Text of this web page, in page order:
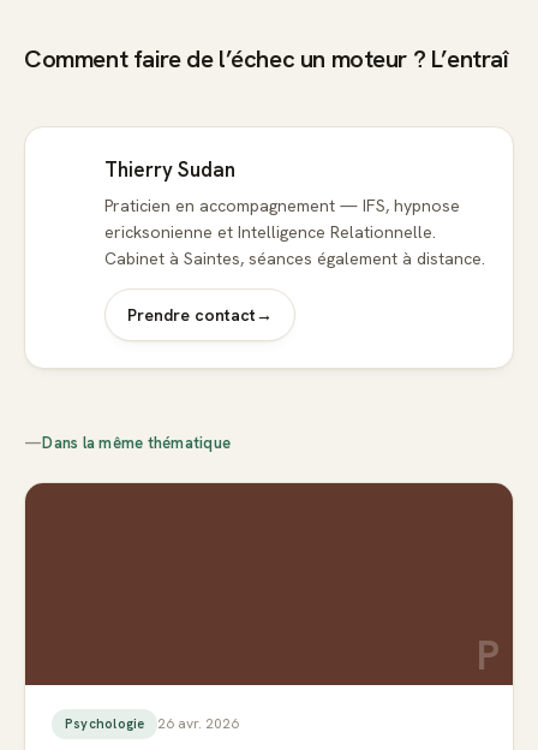
Comment faire de l’échec un moteur ? L’entraî
Thierry Sudan
Praticien en accompagnement — IFS, hypnose
ericksonienne et Intelligence Relationnelle.
Cabinet à Saintes, séances également à distance.
Prendre contact→
—Dans la même thématique
P
Psychologie 26 avr. 2026